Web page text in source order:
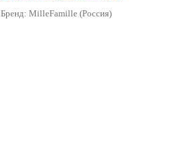
Бренд: MilleFamille (Россия)